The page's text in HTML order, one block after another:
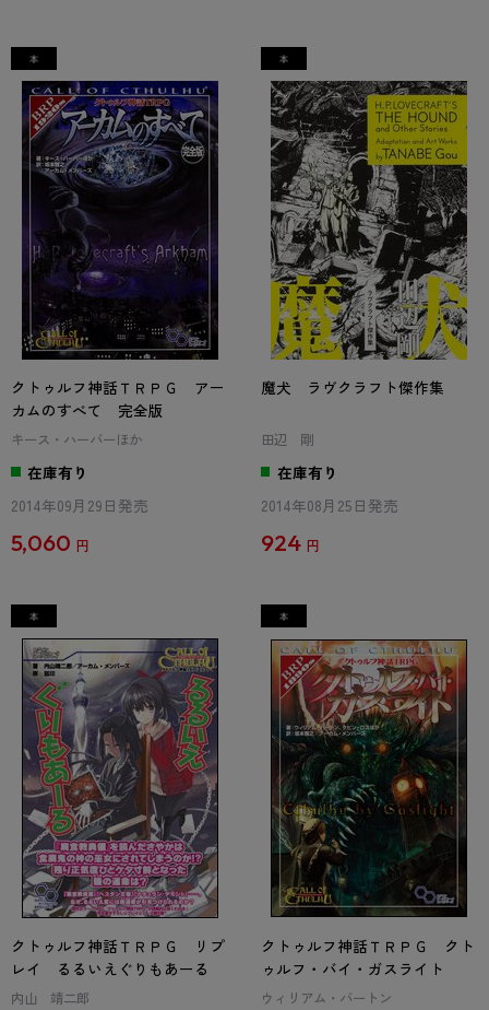
クトゥルフ神話ＴＲＰＧ アー
カムのすべて 完全版
キース・ハーバーほか
在庫有り
2014年09月29日発売
5,060 円
魔犬 ラヴクラフト傑作集
田辺 剛
在庫有り
2014年08月25日発売
924 円
クトゥルフ神話ＴＲＰＧ リプ
レイ るるいえぐりもあーる
内山 靖二郎
クトゥルフ神話ＴＲＰＧ クト
ゥルフ・バイ・ガスライト
ウィリアム・バートン